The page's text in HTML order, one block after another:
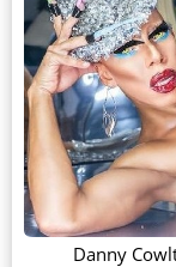
Danny